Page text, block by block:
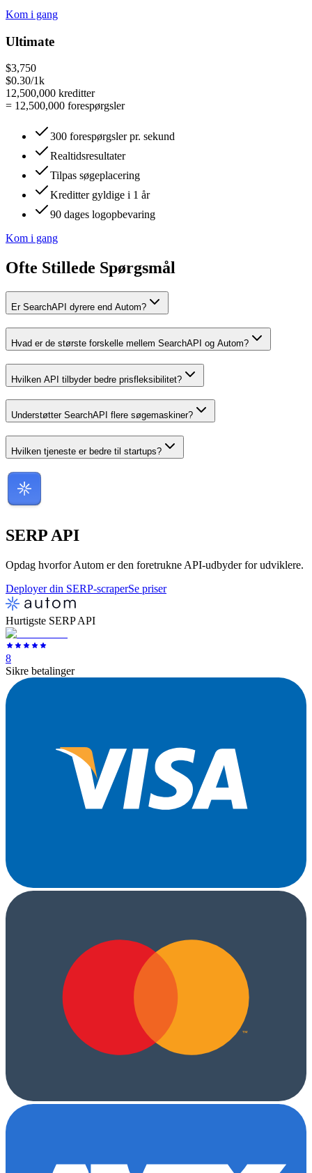
Kom i gang
Ultimate
$3,750
$0.30/1k
12,500,000 kreditter
= 12,500,000 forespørgsler
300 forespørgsler pr. sekund
Realtidsresultater
Tilpas søgeplacering
Kreditter gyldige i 1 år
90 dages logopbevaring
Kom i gang
Ofte Stillede Spørgsmål
Er SearchAPI dyrere end Autom?
Hvad er de største forskelle mellem SearchAPI og Autom?
Hvilken API tilbyder bedre prisfleksibilitet?
Understøtter SearchAPI flere søgemaskiner?
Hvilken tjeneste er bedre til startups?
SERP API
Opdag hvorfor Autom er den foretrukne API-udbyder for udviklere.
Deployer din SERP-scraperSe priser
Hurtigste SERP API
8
Sikre betalinger